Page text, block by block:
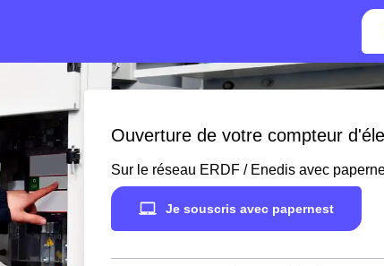
Ouverture de votre compteur
Sur le réseau ERDF / Enedis avec
Je souscris avec papernest